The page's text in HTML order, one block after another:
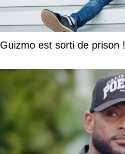
Guizmo est sorti de prison !